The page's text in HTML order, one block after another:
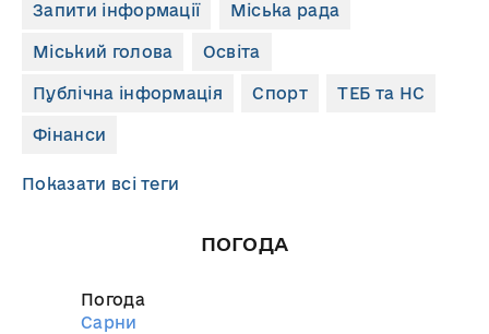
Запити інформації Міська рада
Міський голова Освіта
Публічна інформація Спорт ТЕБ та НС
Фінанси
Показати всі теги
ПОГОДА
Погода
Сарни